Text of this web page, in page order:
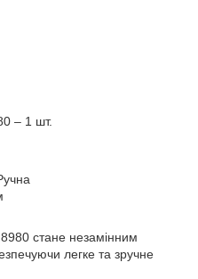
– 1 шт.
стане незамінним
легке та зручне